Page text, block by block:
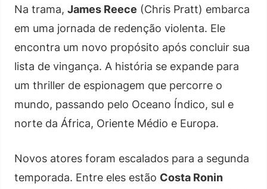
Na trama, James Reece (Chris Pratt) embarca
em uma jornada de redenção violenta. Ele
encontra um novo propósito após concluir sua
lista de vingança. A história se expande para
um thriller de espionagem que percorre o
mundo, passando pelo Oceano Índico, sul e
norte da África, Oriente Médio e Europa.
Novos atores foram escalados para a segunda
temporada. Entre eles estão Costa Ronin